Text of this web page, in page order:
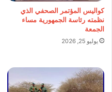
كواليس المؤتمر الصحفي الذي
نظمته رئاسة الجمهورية مساء
الجمعة
يوليو 25, 2026